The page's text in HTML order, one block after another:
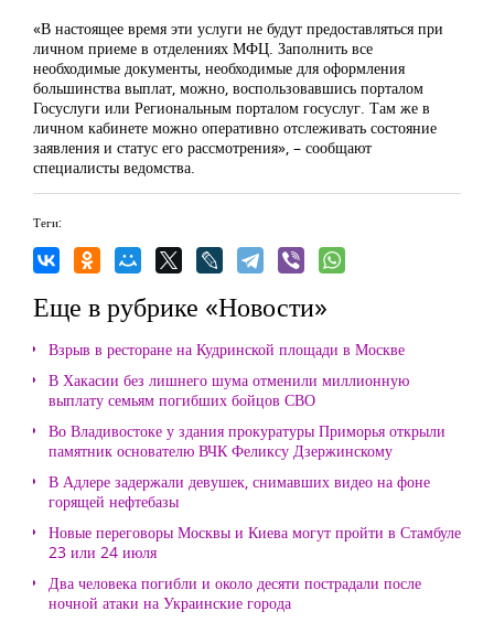
«В настоящее время эти услуги не будут предоставляться при
личном приеме в отделениях МФЦ. Заполнить все
необходимые документы, необходимые для оформления
большинства выплат, можно, воспользовавшись порталом
Госуслуги или Региональным порталом госуслуг. Там же в
личном кабинете можно оперативно отслеживать состояние
заявления и статус его рассмотрения», – сообщают
специалисты ведомства.
Теги:
Еще в рубрике «Новости»
Взрыв в ресторане на Кудринской площади в Москве
В Хакасии без лишнего шума отменили миллионную
выплату семьям погибших бойцов СВО
Во Владивостоке у здания прокуратуры Приморья открыли
памятник основателю ВЧК Феликсу Дзержинскому
В Адлере задержали девушек, снимавших видео на фоне
горящей нефтебазы
Новые переговоры Москвы и Киева могут пройти в Стамбуле
23 или 24 июля
Два человека погибли и около десяти пострадали после
ночной атаки на Украинские города